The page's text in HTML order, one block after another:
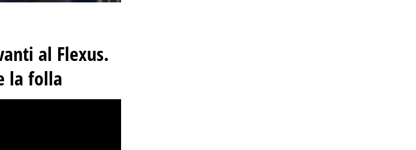
al Flexus.
la folla